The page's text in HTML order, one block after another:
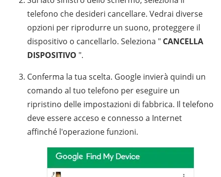
telefono che desideri cancellare. Vedrai diverse
opzioni per riprodurre un suono, proteggere il
dispositivo o cancellarlo. Seleziona " CANCELLA
DISPOSITIVO ".
Conferma la tua scelta. Google invierà quindi un
comando al tuo telefono per eseguire un
ripristino delle impostazioni di fabbrica. Il telefono
deve essere acceso e connesso a Internet
affinché l'operazione funzioni.